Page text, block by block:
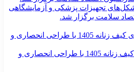
تجهیزات پزشکی و آزمایشگاهی
سلامت برگزار شد.
جدیدترین مدل‌های کیف زنانه 1405 با طراحی انحصاری و